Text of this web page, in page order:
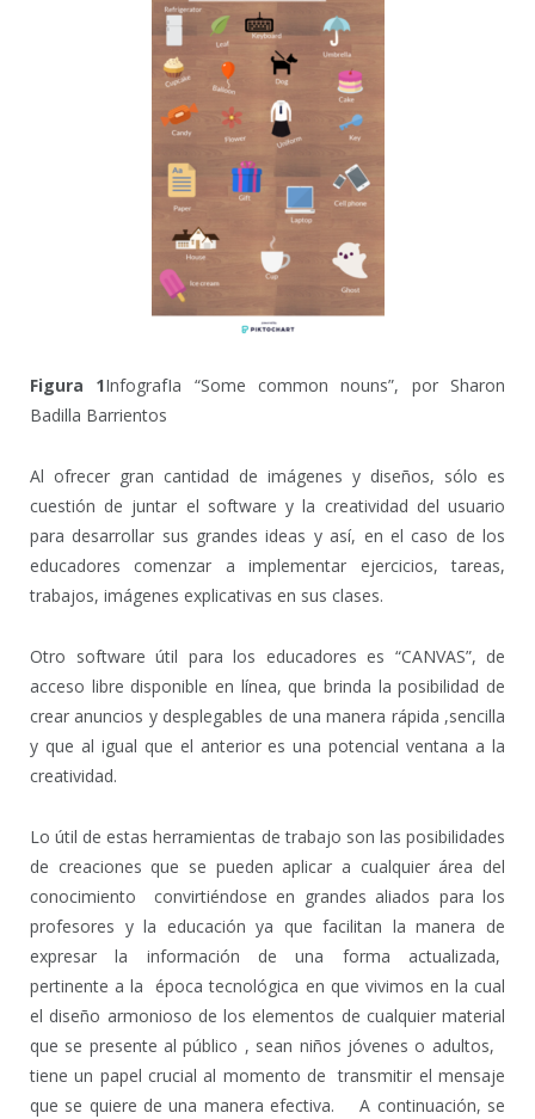
Figura 1InfografIa “Some common nouns”, por Sharon
Badilla Barrientos
Al ofrecer gran cantidad de imágenes y diseños, sólo es
cuestión de juntar el software y la creatividad del usuario
para desarrollar sus grandes ideas y así, en el caso de los
educadores comenzar a implementar ejercicios, tareas,
trabajos, imágenes explicativas en sus clases.
Otro software útil para los educadores es “CANVAS”, de
acceso libre disponible en línea, que brinda la posibilidad de
crear anuncios y desplegables de una manera rápida ,sencilla
y que al igual que el anterior es una potencial ventana a la
creatividad.
Lo útil de estas herramientas de trabajo son las posibilidades
de creaciones que se pueden aplicar a cualquier área del
conocimiento convirtiéndose en grandes aliados para los
profesores y la educación ya que facilitan la manera de
expresar la información de una forma actualizada,
pertinente a la época tecnológica en que vivimos en la cual
el diseño armonioso de los elementos de cualquier material
que se presente al público , sean niños jóvenes o adultos,
tiene un papel crucial al momento de transmitir el mensaje
que se quiere de una manera efectiva. A continuación, se